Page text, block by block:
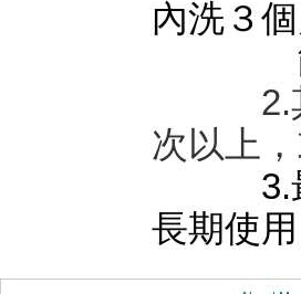
內洗３
能
2.其次
次以上
3.
長期使